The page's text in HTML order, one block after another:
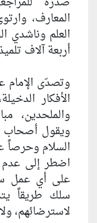
المعارف،
العلم
أربعة آلاف
وتصدّى الإمام
الأفكار
والملحدين،
ويقول أصحاب
السلام وحرصاً
اضطر إلى عدم
على أي عمل
سلك طريقاً
لاسترضائهم،